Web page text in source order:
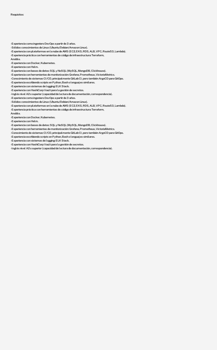
- Experiencia como ingeniero DevOps a partir de 3 años.
- Sólidos conocimientos de Linux (Ubuntu/Debian/Amazon Linux).
- Experiencia con plataformas en la nube de AWS (EC2, EKS, RDS, ALB, VPC, Route53, Lambda).
- Experiencia práctica con herramientas de código de infraestructura: Terraform,
Ansible.
- Experiencia con Docker, Kubernetes.
- Experiencia con Helm.
- Experiencia con bases de datos: SQL y NoSQL (MySQL, MongoDB, Clickhouse).
- Experiencia con herramientas de monitorización: Grafana, Prometheus, VictoriaMetrics.
- Conocimiento de sistemas CI/CD, principalmente GitLab CI, pero también ArgoCD para GitOps.
- Experiencia escribiendo scripts en Python, Bash o lenguajes similares.
- Experiencia con sistemas de logging: ELK Stack.
- Experiencia con HashiCorp Vault para la gestión de secretos.
- Inglés nivel A2 o superior (capacidad de lectura de documentación, correspondencia).
Requisitos:
- Experiencia como ingeniero DevOps a partir de 3 años.
- Sólidos conocimientos de Linux (Ubuntu/Debian/Amazon Linux).
- Experiencia con plataformas en la nube de AWS (EC2, EKS, RDS, ALB, VPC, Route53, Lambda).
- Experiencia práctica con herramientas de código de infraestructura: Terraform,
Ansible.
- Experiencia con Docker, Kubernetes.
- Experiencia con Helm.
- Experiencia con bases de datos: SQL y NoSQL (MySQL, MongoDB, Clickhouse).
- Experiencia con herramientas de monitorización: Grafana, Prometheus, VictoriaMetrics.
- Conocimiento de sistemas CI/CD, principalmente GitLab CI, pero también ArgoCD para GitOps.
- Experiencia escribiendo scripts en Python, Bash o lenguajes similares.
- Experiencia con sistemas de logging: ELK Stack.
- Experiencia con HashiCorp Vault para la gestión de secretos.
- Inglés nivel A2 o superior (capacidad de lectura de documentación, correspondencia).